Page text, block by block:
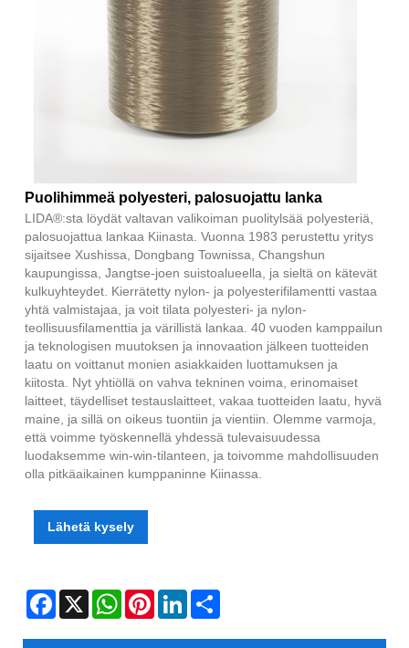
Puolihimmeä polyesteri, palosuojattu lanka
LIDA®:sta löydät valtavan valikoiman puolitylsää polyesteriä,
palosuojattua lankaa Kiinasta. Vuonna 1983 perustettu yritys
sijaitsee Xushissa, Dongbang Townissa, Changshun
kaupungissa, Jangtse-joen suistoalueella, ja sieltä on kätevät
kulkuyhteydet. Kierrätetty nylon- ja polyesterifilamentti vastaa
yhtä valmistajaa, ja voit tilata polyesteri- ja nylon-
teollisuusfilamenttia ja värillistä lankaa. 40 vuoden kamppailun
ja teknologisen muutoksen ja innovaation jälkeen tuotteiden
laatu on voittanut monien asiakkaiden luottamuksen ja
kiitosta. Nyt yhtiöllä on vahva tekninen voima, erinomaiset
laitteet, täydelliset testauslaitteet, vakaa tuotteiden laatu, hyvä
maine, ja sillä on oikeus tuontiin ja vientiin. Olemme varmoja,
että voimme työskennellä yhdessä tulevaisuudessa
luodaksemme win-win-tilanteen, ja toivomme mahdollisuuden
olla pitkäaikainen kumppaninne Kiinassa.
Lähetä kysely
Facebook
X WhatsAppPinterestLinkedIn